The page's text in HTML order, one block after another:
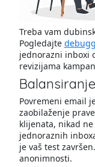
Treba vam
Pogledajte
jednorazni inboxi
revizijama
Povremeni email
zaobilaženje
klijenata, nikad
jednoraznih
je vaš test
anonimnosti.